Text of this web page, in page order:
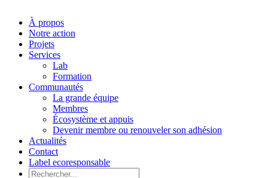
À propos
Notre action
Projets
Services
Lab
Formation
Communautés
La grande équipe
Membres
Écosystème et appuis
Devenir membre ou renouveler son adhésion
Actualités
Contact
Label ecoresponsable
Rechercher: